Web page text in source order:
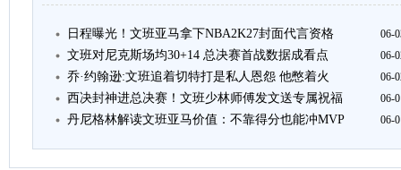
日程曝光！文班亚马拿下NBA2K27封面代言资格 06-
文班对尼克斯场均30+14 总决赛首战数据成看点 06-
乔·约翰逊:文班追着切特打是私人恩怨 他憋着火 06-
西决封神进总决赛！文班少林师傅发文送专属祝福 06-
丹尼格林解读文班亚马价值：不靠得分也能冲MVP 06-